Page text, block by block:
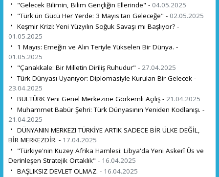
"Gelecek Bilimin, Bilim Gençliğin Ellerinde" - 04.05.2025
"Türk'ün Gücü Her Yerde: 3 Mayıs'tan Geleceğe" - 02.05.2025
Keşmir Krizi: Yeni Yüzyılın Soğuk Savaşı mı Başlıyor? -
01.05.2025
1 Mayıs: Emeğin ve Alın Teriyle Yükselen Bir Dünya. -
01.05.2025
"Çanakkale: Bir Milletin Diriliş Ruhudur" - 27.04.2025
Türk Dünyası Uyanıyor: Diplomasiyle Kurulan Bir Gelecek -
23.04.2025
BULTÜRK Yeni Genel Merkezine Görkemli Açılış - 21.04.2025
Muhammet Babür Şehri: Türk Dünyasının Yeniden Kodlanışı. -
21.04.2025
DÜNYANIN MERKEZI TÜRKİYE ARTIK SADECE BİR ÜLKE DEĞİL,
BİR MERKEZDİR. - 17.04.2025
"Türkiye'nin Kuzey Afrika Hamlesi: Libya'da Yeni Askerî Üs ve
Derinleşen Stratejik Ortaklık" - 16.04.2025
BAŞLIKSIZ DEVLET OLMAZ. - 16.04.2025